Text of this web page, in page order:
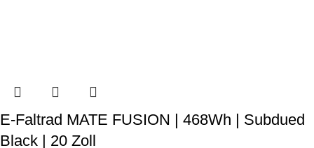
E-Faltrad MATE FUSION | 468Wh | Subdued
Black | 20 Zoll